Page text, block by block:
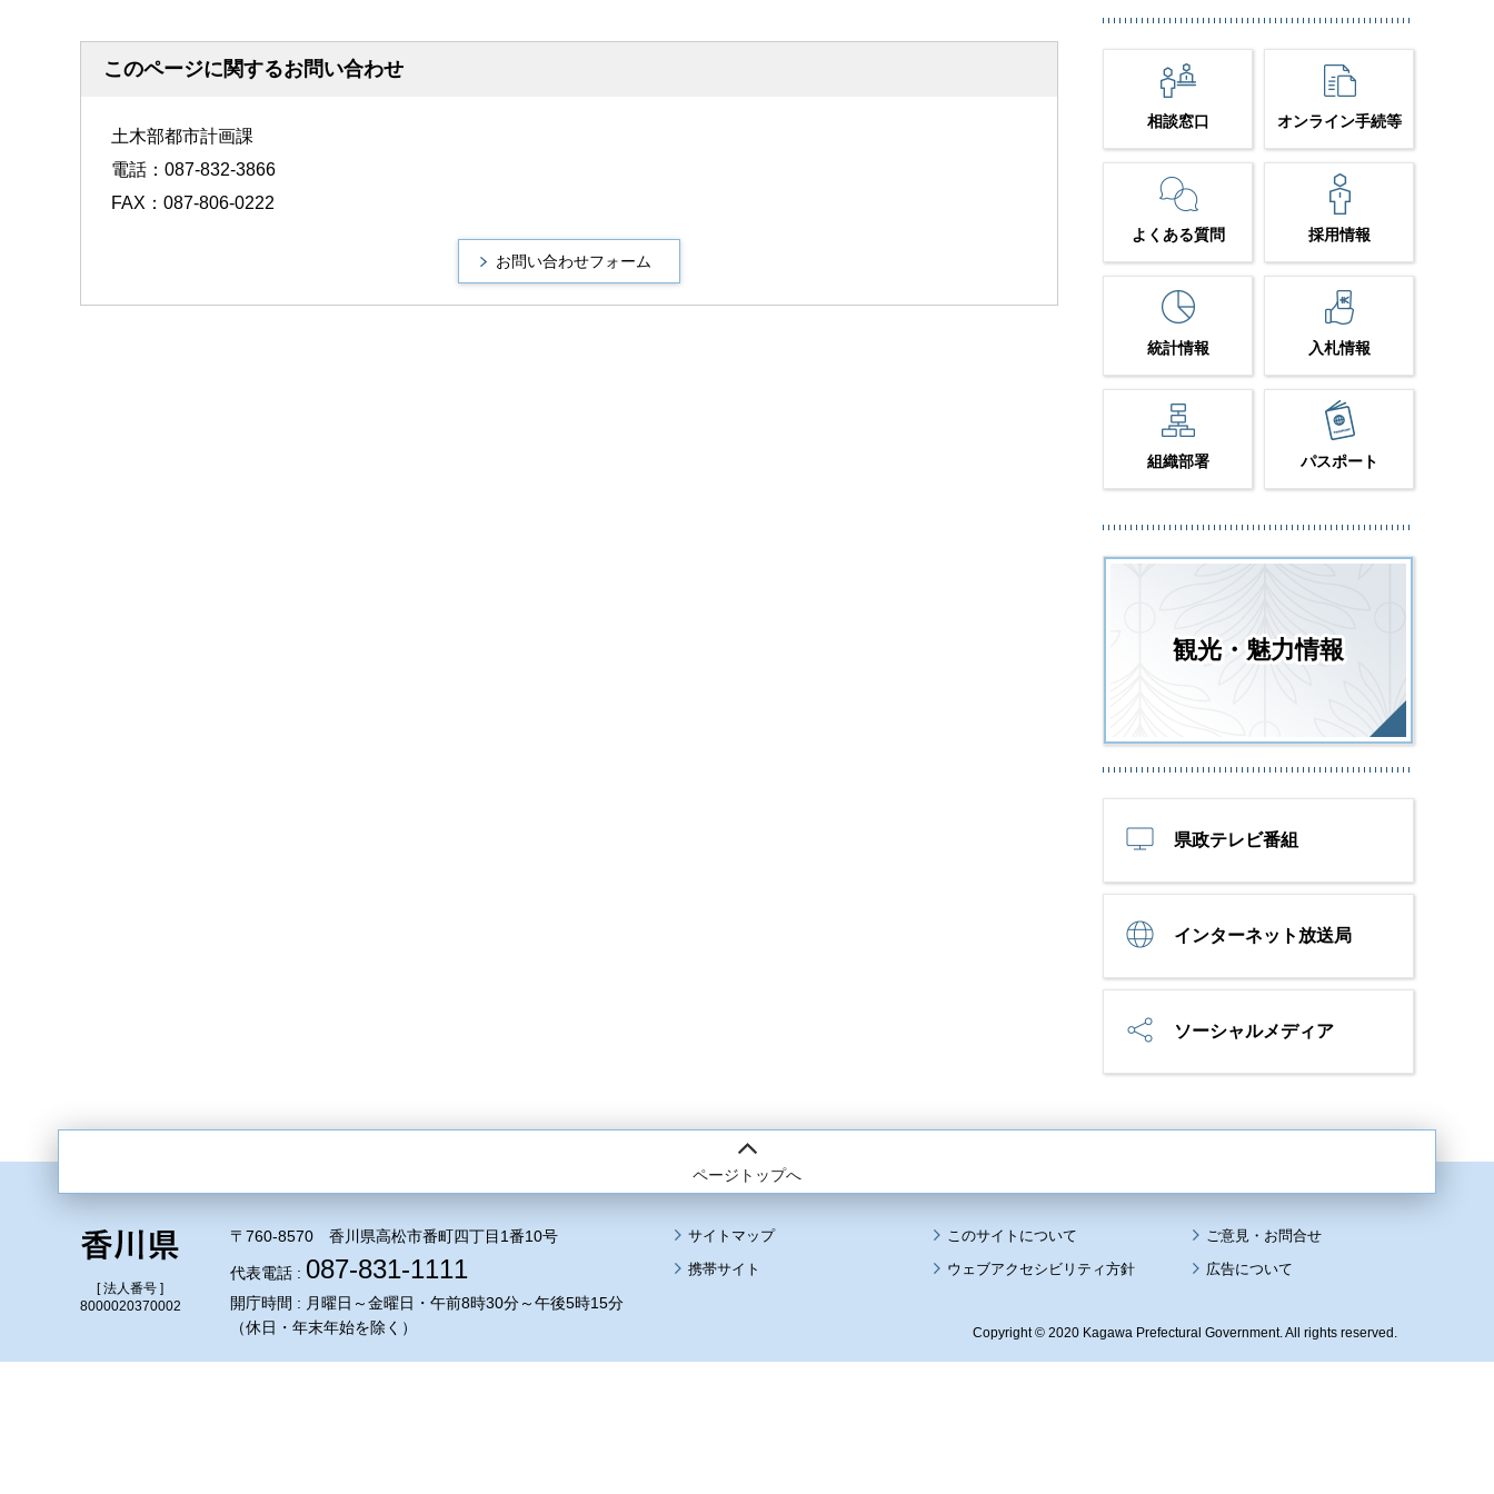
このページに関するお問い合わせ
土木部都市計画課
電話：087-832-3866
FAX：087-806-0222
相談窓口 オンライン手続等
よくある質問 採用情報
統計情報 入札情報
組織部署 パスポート
観光・魅力情報
県政テレビ番組
インターネット放送局
ソーシャルメディア
ページトップへ
[ 法人番号 ]
8000020370002
〒760-8570 香川県高松市番町四丁目1番10号
代表電話 : 087-831-1111
開庁時間 : 月曜日～金曜日・午前8時30分～午後5時15分
（休日・年末年始を除く）
サイトマップ
このサイトについて
携帯サイト
ウェブアクセシビリティ方針 広告について
Copyright © 2020 Kagawa Prefectural Government. All rights reserved.